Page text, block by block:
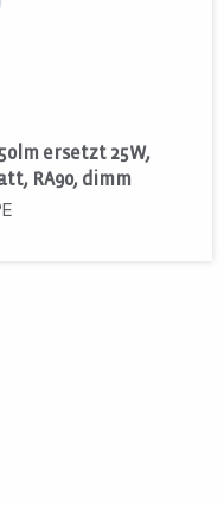
ersetzt 25W,
RA90, dimm